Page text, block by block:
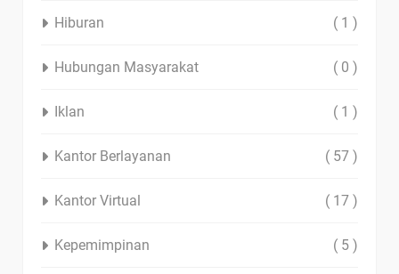
Hiburan ( 1 )
Hubungan Masyarakat ( 0 )
Iklan ( 1 )
Kantor Berlayanan ( 57 )
Kantor Virtual ( 17 )
Kepemimpinan ( 5 )